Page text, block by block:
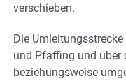
verschieben.
Die
und Pfaffing und über
beziehungsweise